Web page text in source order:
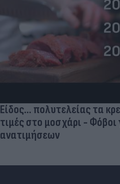
Είδος... πολυτελείας τα
τιμές στο μοσχάρι - Φόβοι
ανατιμήσεων